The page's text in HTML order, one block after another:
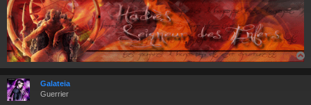
a
Galateia
Guerrier